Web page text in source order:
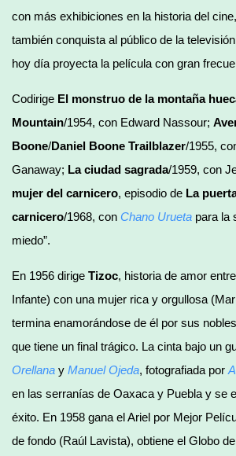
con más exhibiciones en la historia del
también conquista al público de la
hoy día proyecta la película con gran
Codirige El monstruo de la montaña
Mountain/1954, con Edward Nassour;
Boone/Daniel Boone Trailblazer/1955,
Ganaway; La ciudad sagrada/1959, con
mujer del carnicero, episodio de La
carnicero/1968, con Chano Urueta para la
miedo”.
En 1956 dirige Tizoc, historia de amor
Infante) con una mujer rica y orgullosa
termina enamorándose de él por sus
que tiene un final trágico. La cinta bajo un
Orellana y Manuel Ojeda, fotografiada por
en las serranías de Oaxaca y Puebla y se
éxito. En 1958 gana el Ariel por Mejor
de fondo (Raúl Lavista), obtiene el Globo